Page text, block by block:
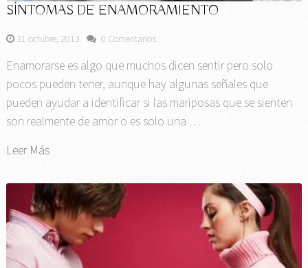
SÍNTOMAS DE ENAMORAMIENTO
31 octubre, 2013 0 Comentarios
Enamorarse es algo que muchos dicen sentir pero solo
pocos pueden tener, aunque hay algunas señales que
pueden ayudar a identificar si las mariposas que se sienten
son realmente de amor o es solo una …
Leer Más